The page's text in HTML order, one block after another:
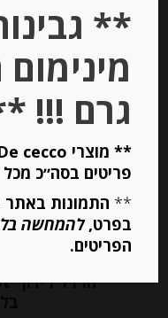
**
גרם !!!
פריטים בסה״כ
** התמונות באתר
בפרט,להמחשה
הפריטים.